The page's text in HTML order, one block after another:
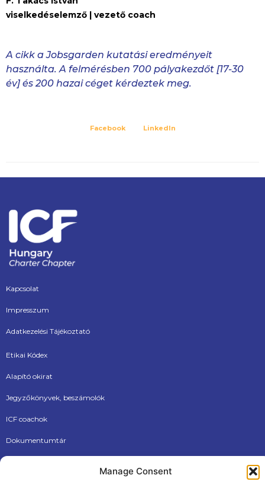
Manage Consent
viselkedéselemző | vezető coach
A cikk a Jobsgarden kutatási eredményeit
használta. A felmérésben 700 pályakezdőt [17-30
év] és 200 hazai céget kérdeztek meg.
Facebook LinkedIn
Kapcsolat
Impresszum
Adatkezelési Tájékoztató
Etikai Kódex
Alapító okirat
Jegyzőkönyvek, beszámolók
ICF coachok
Dokumentumtár